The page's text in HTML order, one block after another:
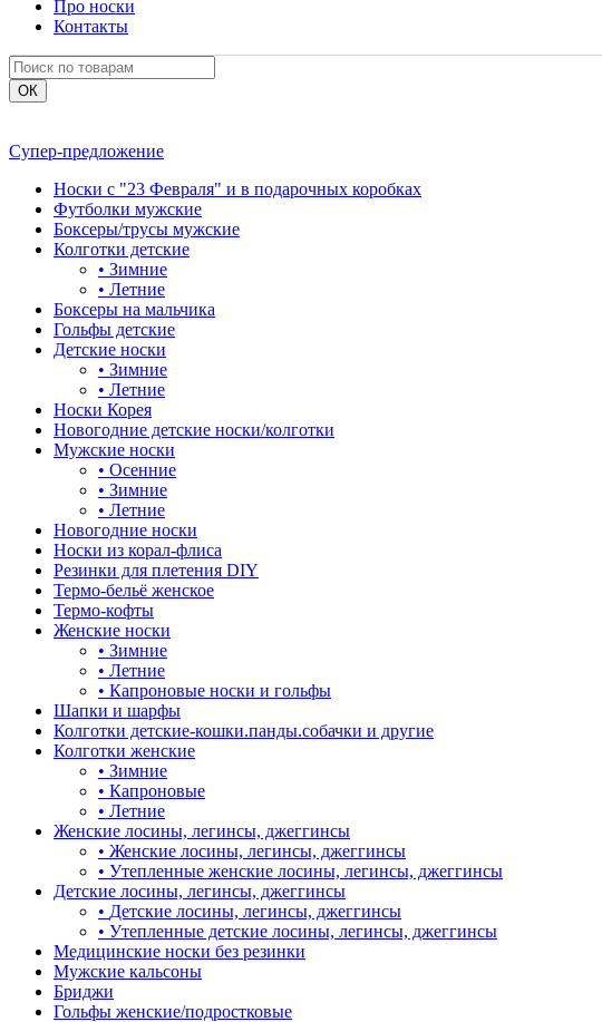
Про носки
Контакты
Супер-предложение
Носки с "23 Февраля" и в подарочных коробках
Футболки мужские
Боксеры/трусы мужские
Колготки детские
• Зимние
• Летние
Боксеры на мальчика
Гольфы детские
Детские носки
• Зимние
• Летние
Носки Корея
Новогодние детские носки/колготки
Мужские носки
• Осенние
• Зимние
• Летние
Новогодние носки
Носки из корал-флиса
Резинки для плетения DIY
Термо-бельё женское
Термо-кофты
Женские носки
• Зимние
• Летние
• Капроновые носки и гольфы
Шапки и шарфы
Колготки детские-кошки.панды.собачки и другие
Колготки женские
• Зимние
• Капроновые
• Летние
Женские лосины, легинсы, джеггинсы
• Женские лосины, легинсы, джеггинсы
• Утепленные женские лосины, легинсы, джеггинсы
Детские лосины, легинсы, джеггинсы
• Детские лосины, легинсы, джеггинсы
• Утепленные детские лосины, легинсы, джеггинсы
Медицинские носки без резинки
Мужские кальсоны
Бриджи
Гольфы женские/подростковые